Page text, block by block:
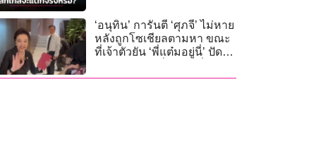
‘อนุทิน’ การันตี ‘ศุภจี’ ไม่หาย
หลังถูกโซเชียลตามหา ขณะ
ที่เจ้าตัวยัน ‘พี่แต๋มอยู่นี่’ ปัดนา